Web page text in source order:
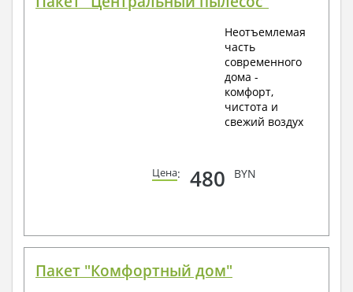
Неотъемлемая
часть
современного
дома -
комфорт,
чистота и
свежий воздух
Цена: 480 BYN
Пакет "Комфортный дом"